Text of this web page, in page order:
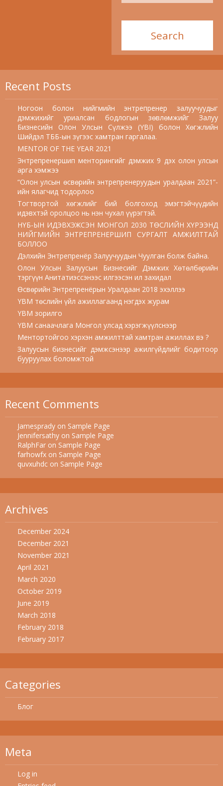
Recent Posts
Ногоон болон нийгмийн энтрепренер залуучуудыг
дэмжихийг уриалсан бодлогын зөвлөмжийг Залуу
Бизнесийн Олон Улсын Сүлжээ (YBI) болон Хөгжлийн
Шийдэл ТББ-ын зүгээс хамтран гаргалаа.
MENTOR OF THE YEAR 2021
Энтрепренершип менторингийг дэмжих 9 дэх олон улсын
арга хэмжээ
“Олон улсын өсвөрийн энтрепренеруудын уралдаан 2021”-
ийн ялагчид тодорлоо
Тогтвортой хөгжлийг бий болгоход эмэгтэйчүүдийн
идэвхтэй оролцоо нь нэн чухал үүрэгтэй.
НҮБ-ЫН ИДЭВХЭЖСЭН МОНГОЛ 2030 ТӨСЛИЙН ХҮРЭЭНД
НИЙГМИЙН ЭНТРЕПРЕНЕРШИП СУРГАЛТ АМЖИЛТТАЙ
БОЛЛОО
Дэлхийн Энтрепренёр Залуучуудын Чуулган болж байна.
Олон Улсын Залуусын Бизнесийг Дэмжих Хөтөлбөрийн
тэргүүн Анитатиэссэнээс илгээсэн ил захидал
Өсвөрийн Энтрепренёрын Уралдаан 2018 эхэллээ
YBM төслийн үйл ажиллагаанд нэгдэх журам
YBM зорилго
YBM санаачлага Монгол улсад хэрэгжүүлснээр
Ментортойгоо хэрхэн амжилттай хамтран ажиллах вэ ?
Залуусын бизнесийг дэмжсэнээр ажилгүйдлийг бодитоор
бууруулах боломжтой
Recent Comments
Jamesprady on Sample Page
Jennifersathy on Sample Page
RalphFar on Sample Page
farhowfx on Sample Page
quvxuhdc on Sample Page
Archives
December 2024
December 2021
November 2021
April 2021
March 2020
October 2019
June 2019
March 2018
February 2018
February 2017
Categories
Блог
Meta
Log in